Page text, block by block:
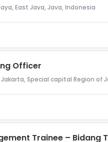
East Java, Java, Indonesia
Officer
Special capital Region of
Trainee – Bidang